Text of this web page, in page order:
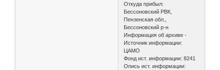
Откуда прибыл:
Бессоновский РВК,
Пензенская обл.,
Бессоновский р-н
Информация об архиве -
Источник информации:
ЦАМО
Фонд ист. информации: 8241
Опись ист. информации: